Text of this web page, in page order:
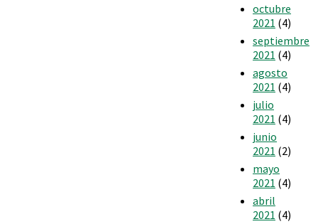
octubre
2021 (4)
septiembre
2021 (4)
agosto
2021 (4)
julio
2021 (4)
junio
2021 (2)
mayo
2021 (4)
abril
2021 (4)